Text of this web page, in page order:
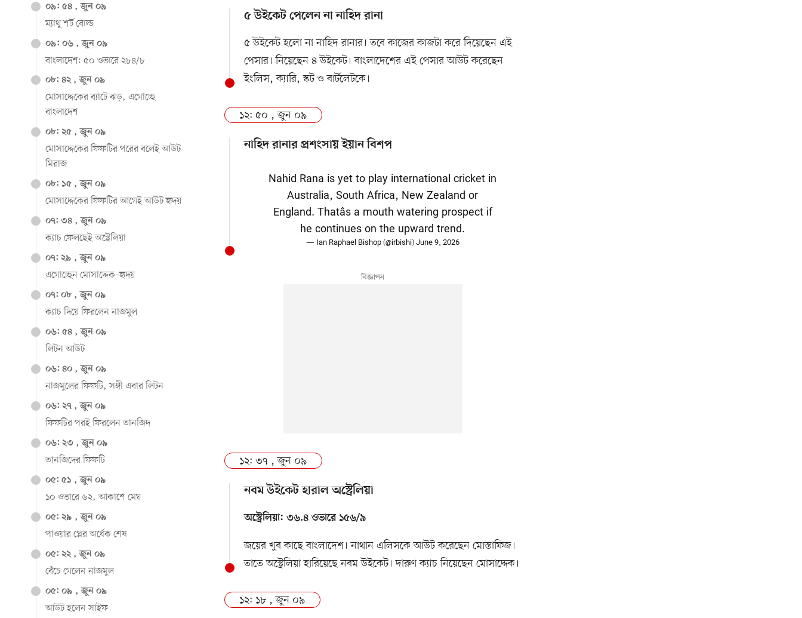
০৯: ৫৪ , জুন ০৯
ম্যাথু শর্ট বোল্ড
০৯: ০৬ , জুন ০৯
বাংলাদেশ: ৫০ ওভারে ২৮৪/৮
০৮: ৪২ , জুন ০৯
মোসাদ্দেকের ব্যাটে ঝড়, এগোচ্ছে
বাংলাদেশ
০৮: ২৫ , জুন ০৯
মোসাদ্দেকের ফিফটির পরের বলেই আউট
মিরাজ
০৮: ১৫ , জুন ০৯
মোসাদ্দেকের ফিফটির আগেই আউট হৃদয়
০৭: ৩৪ , জুন ০৯
ক্যাচ ফেলছেই অস্ট্রেলিয়া
০৭: ২৯ , জুন ০৯
এগোচ্ছেন মোসাদ্দেক–হৃদয়
০৭: ০৮ , জুন ০৯
ক্যাচ দিয়ে ফিরলেন নাজমুল
০৬: ৫৪ , জুন ০৯
লিটন আউট
০৬: ৪০ , জুন ০৯
নাজমুলের ফিফটি, সঙ্গী এবার লিটন
০৬: ২৭ , জুন ০৯
ফিফটির পরই ফিরলেন তানজিদ
০৬: ২৩ , জুন ০৯
তানজিদের ফিফটি
০৫: ৫১ , জুন ০৯
১০ ওভারে ৬২, আকাশে মেঘ
০৫: ২৯ , জুন ০৯
পাওয়ার প্লের অর্ধেক শেষ
০৫: ২২ , জুন ০৯
বেঁচে গেলেন নাজমুল
০৫: ০৯ , জুন ০৯
আউট হলেন সাইফ
৫ উইকেট পেলেন না নাহিদ রানা
৫ উইকেট হলো না নাহিদ রানার। তবে কাজের কাজটা করে দিয়েছেন এই
পেসার। নিয়েছেন ৪ উইকেট। বাংলাদেশের এই পেসার আউট করেছেন
ইংলিস, ক্যারি, স্কট ও বার্টলেটকে।
১২: ৫০ , জুন ০৯
নাহিদ রানার প্রশংসায় ইয়ান বিশপ
Nahid Rana is yet to play international cricket in
Australia, South Africa, New Zealand or
England. Thatâs a mouth watering prospect if
he continues on the upward trend.
— Ian Raphael Bishop (@irbishi)June 9, 2026
১২: ৩৭ , জুন ০৯
নবম উইকেট হারাল অস্ট্রেলিয়া
অস্ট্রেলিয়া: ৩৬.৪ ওভারে ১৫৬/৯
জয়ের খুব কাছে বাংলাদেশ। নাথান এলিসকে আউট করেছেন মোস্তাফিজ।
তাতে অস্ট্রেলিয়া হারিয়েছে নবম উইকেট। দারুণ ক্যাচ নিয়েছেন মোসাদ্দেক।
১২: ১৮ , জুন ০৯